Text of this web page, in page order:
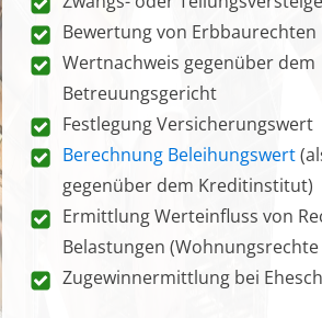
Bewertung von Erbbaurechten
Wertnachweis gegenüber dem
Betreuungsgericht
Festlegung Versicherungswert
Berechnung Beleihungswert
gegenüber dem Kreditinstitut)
Ermittlung Werteinfluss von
Belastungen (Wohnungsrechte
Zugewinnermittlung bei